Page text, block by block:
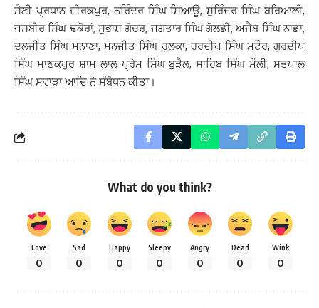
ਸੈਣੀ ਪ੍ਰਧਾਨ ਜ਼ੀਰਕਪੁਰ, ਨਰਿੰਦਰ ਸਿੰਘ ਸਿਆਊ, ਸੁਰਿੰਦਰ ਸਿੰਘ ਬਰਿਆਲੀ,
ਜਸਬੀਰ ਸਿੰਘ ਢਕੋਰਾਂ, ਸੁਭਾਸ਼ ਗੋਚਰ, ਜਗਤਾਰ ਸਿੰਘ ਗੋਲਡੀ, ਅਜੈਬ ਸਿੰਘ ਨਾਡਾ,
ਦਲਜੀਤ ਸਿੰਘ ਮਨਾਣਾ, ਮਨਜੀਤ ਸਿੰਘ ਹੁਲਕਾ, ਹਰਦੀਪ ਸਿੰਘ ਮਟੌਰ, ਗੁਰਦੀਪ
ਸਿੰਘ ਮਾਣਕਪੁਰ ਸ਼ਾਮ ਲਾਲ ਪ੍ਰੇਮ ਸਿੰਘ ਬੁੜੈਲ, ਸਾਹਿਬ ਸਿੰਘ ਮੌਲੀ, ਸਤਪਾਲ
ਸਿੰਘ ਸਵਾੜਾ ਆਦਿ ਨੇ ਸੰਬੋਧਨ ਕੀਤਾ।
What do you think?
Love
0
Sad
0
Happy
0
Sleepy
0
Angry
0
Dead
0
Wink
0